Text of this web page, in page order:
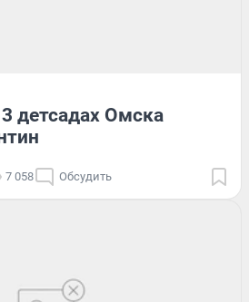
детсадах Омска
7 058 Обсудить